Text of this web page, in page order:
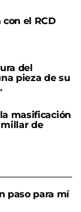
el RCD
del
pieza de su
masificación
de
paso para mí